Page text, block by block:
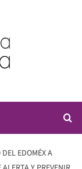
EDOMÉX A